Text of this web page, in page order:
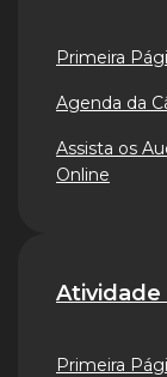
Primeira
Agenda da
Assista os
Online
Atividade
Primeira